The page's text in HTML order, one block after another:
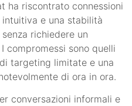
ha riscontrato connessioni
e una stabilità
richiedere un
compromessi sono quelli
targeting limitate e una
di ora in ora.
conversazioni informali e